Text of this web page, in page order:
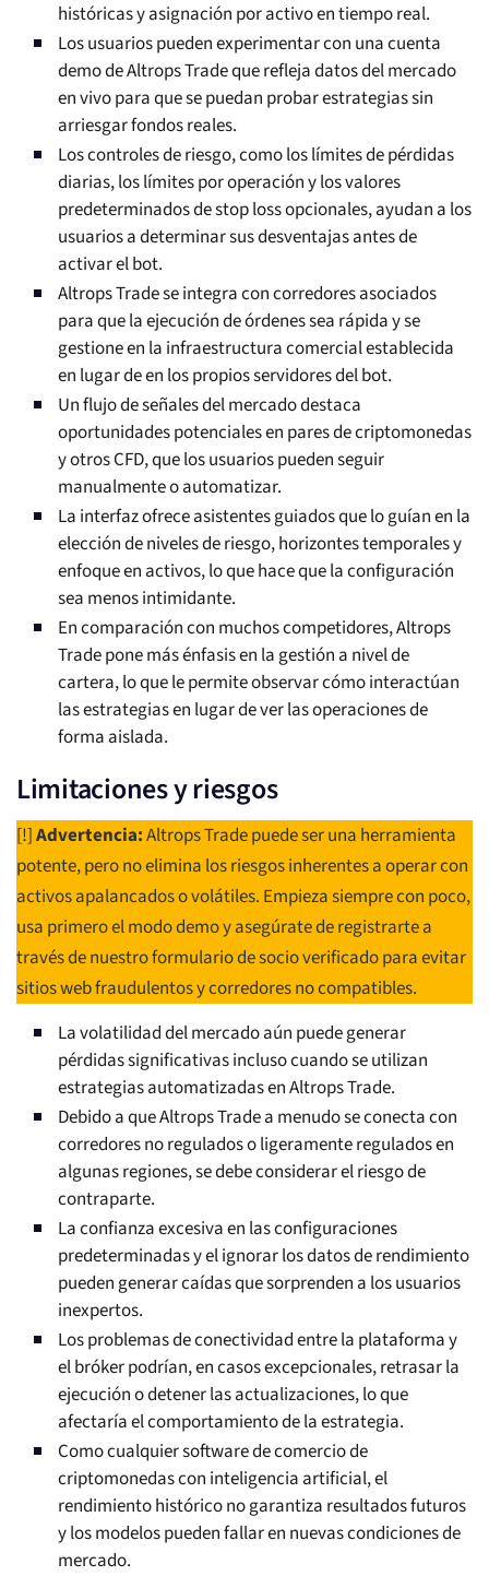
históricas y asignación por activo en tiempo real.
Los usuarios pueden experimentar con una cuenta
demo de Altrops Trade que refleja datos del mercado
en vivo para que se puedan probar estrategias sin
arriesgar fondos reales.
Los controles de riesgo, como los límites de pérdidas
diarias, los límites por operación y los valores
predeterminados de stop loss opcionales, ayudan a los
usuarios a determinar sus desventajas antes de
activar el bot.
Altrops Trade se integra con corredores asociados
para que la ejecución de órdenes sea rápida y se
gestione en la infraestructura comercial establecida
en lugar de en los propios servidores del bot.
Un flujo de señales del mercado destaca
oportunidades potenciales en pares de criptomonedas
y otros CFD, que los usuarios pueden seguir
manualmente o automatizar.
La interfaz ofrece asistentes guiados que lo guían en la
elección de niveles de riesgo, horizontes temporales y
enfoque en activos, lo que hace que la configuración
sea menos intimidante.
En comparación con muchos competidores, Altrops
Trade pone más énfasis en la gestión a nivel de
cartera, lo que le permite observar cómo interactúan
las estrategias en lugar de ver las operaciones de
forma aislada.
Limitaciones y riesgos
[!]Advertencia:Altrops Trade puede ser una herramienta
potente, pero no elimina los riesgos inherentes a operar con
activos apalancados o volátiles. Empieza siempre con poco,
usa primero el modo demo y asegúrate de registrarte a
través de nuestro formulario de socio verificado para evitar
sitios web fraudulentos y corredores no compatibles.
La volatilidad del mercado aún puede generar
pérdidas significativas incluso cuando se utilizan
estrategias automatizadas en Altrops Trade.
Debido a que Altrops Trade a menudo se conecta con
corredores no regulados o ligeramente regulados en
algunas regiones, se debe considerar el riesgo de
contraparte.
La confianza excesiva en las configuraciones
predeterminadas y el ignorar los datos de rendimiento
pueden generar caídas que sorprenden a los usuarios
inexpertos.
Los problemas de conectividad entre la plataforma y
el bróker podrían, en casos excepcionales, retrasar la
ejecución o detener las actualizaciones, lo que
afectaría el comportamiento de la estrategia.
Como cualquier software de comercio de
criptomonedas con inteligencia artificial, el
rendimiento histórico no garantiza resultados futuros
y los modelos pueden fallar en nuevas condiciones de
mercado.